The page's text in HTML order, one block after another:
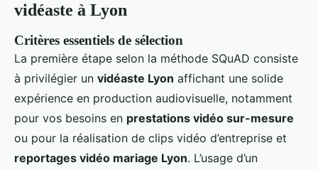
vidéaste à Lyon
Critères essentiels de sélection
La première étape selon la méthode SQuAD consiste
à privilégier un vidéaste Lyon affichant une solide
expérience en production audiovisuelle, notamment
pour vos besoins en prestations vidéo sur-mesure
ou pour la réalisation de clips vidéo d’entreprise et
reportages vidéo mariage Lyon. L’usage d’un